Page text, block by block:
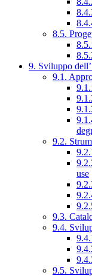
8.5.
9. Sviluppo
9.1.
9.2.
use
9.3.
9.4.
9.5.